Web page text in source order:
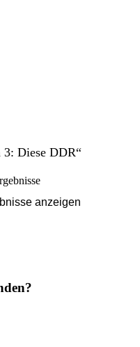
3: Diese DDR“
anzeigen